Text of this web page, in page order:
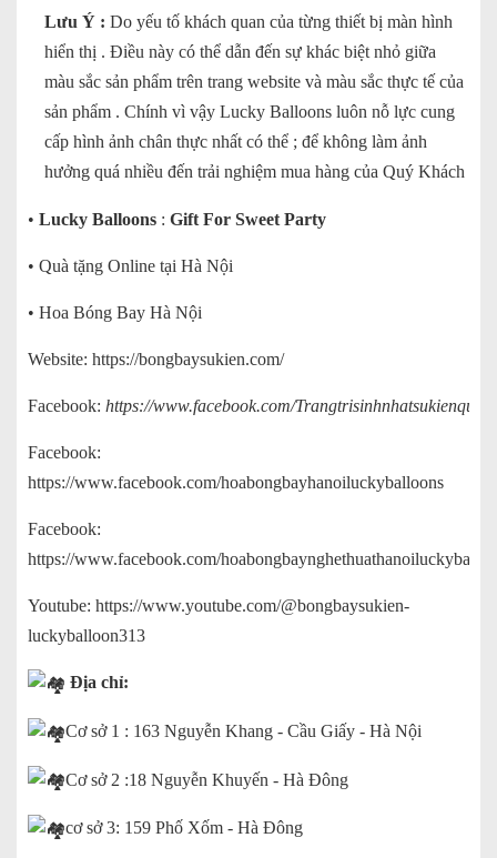
Lưu Ý : Do yếu tố khách quan của từng thiết bị màn hình
hiển thị . Điều này có thể dẫn đến sự khác biệt nhỏ giữa
màu sắc sản phẩm trên trang website và màu sắc thực tế của
sản phẩm . Chính vì vậy Lucky Balloons luôn nỗ lực cung
cấp hình ảnh chân thực nhất có thể ; để không làm ảnh
hưởng quá nhiều đến trải nghiệm mua hàng của Quý Khách
• Lucky Balloons : Gift For Sweet Party
• Quà tặng Online tại Hà Nội
• Hoa Bóng Bay Hà Nội
Website: https://bongbaysukien.com/
Facebook: https://www.facebook.com/
Facebook:
https://www.facebook.com/hoabongbayhanoiluckyballoons
Facebook:
https://www.facebook.com/
Youtube: https://www.youtube.com/@bongbaysukien-
luckyballoon313
Địa chỉ:
Cơ sở 1 : 163 Nguyễn Khang - Cầu Giấy - Hà Nội
Cơ sở 2 :18 Nguyễn Khuyến - Hà Đông
cơ sở 3: 159 Phố Xốm - Hà Đông